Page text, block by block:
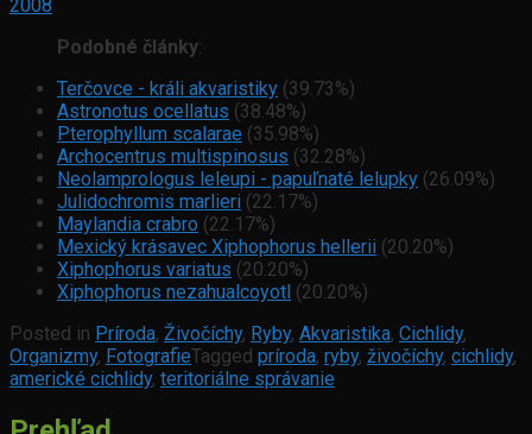
2008
Podobné články:
Terčovce - králi akvaristiky (39.73%)
Astronotus ocellatus (38.48%)
Pterophyllum scalarae (35.98%)
Archocentrus multispinosus (32.28%)
Neolamprologus leleupi - papuľnaté lelupky (26.09%)
Julidochromis marlieri (22.17%)
Maylandia crabro (22.17%)
Mexický krásavec Xiphophorus hellerii (20.20%)
Xiphophorus variatus (20.20%)
Xiphophorus nezahualcoyotl (20.20%)
Posted in Príroda, Živočíchy, Ryby, Akvaristika, Cichlidy,
Organizmy, FotografieTagged príroda, ryby, živočíchy, cichlidy,
americké cichlidy, teritoriálne správanie